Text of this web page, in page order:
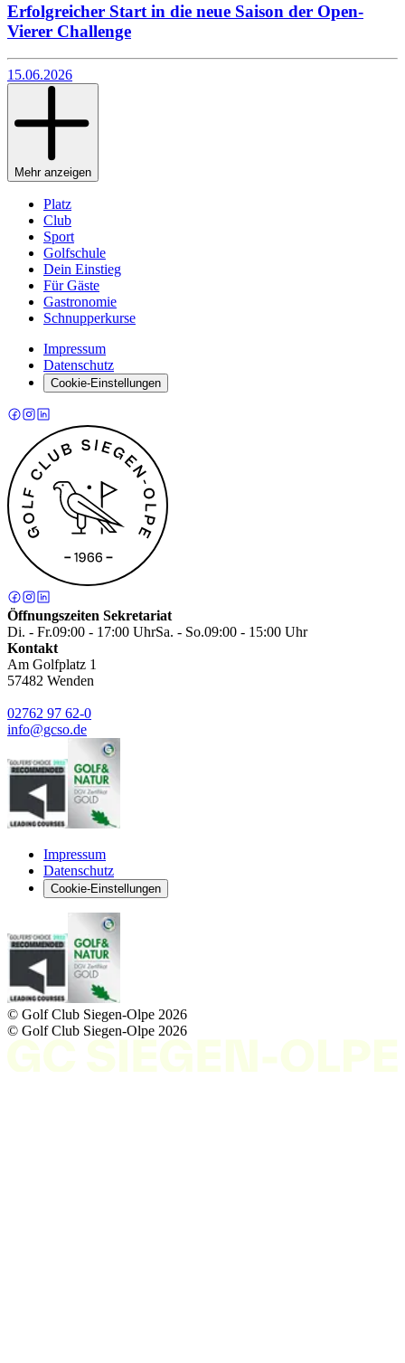
Erfolgreicher Start in die neue Saison der Open-
Vierer Challenge
15.06.2026
Mehr anzeigen
Platz
Club
Sport
Golfschule
Dein Einstieg
Für Gäste
Gastronomie
Schnupperkurse
Impressum
Datenschutz
Cookie-Einstellungen
Öffnungszeiten Sekretariat
Di. - Fr.09:00 - 17:00 UhrSa. - So.09:00 - 15:00 Uhr
Kontakt
Am Golfplatz 1
57482 Wenden
02762 97 62-0
info@gcso.de
Impressum
Datenschutz
Cookie-Einstellungen
© Golf Club Siegen-Olpe 2026
© Golf Club Siegen-Olpe 2026